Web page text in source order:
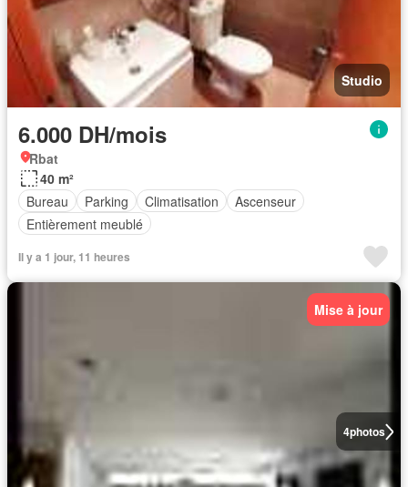
Studio
6.000 DH/mois
Rbat
40 m²
Bureau
Parking Climatisation
Ascenseur
Entièrement meublé
Il y a 1 jour, 11 heures
4photos
Mise à jour